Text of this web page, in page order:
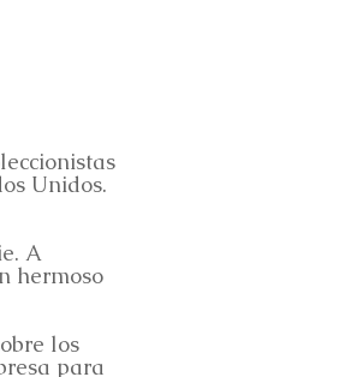
Unidos.
A
hermoso
los
para